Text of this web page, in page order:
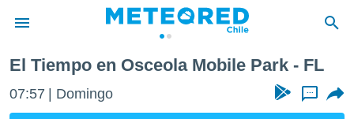
de
El Tiempo en Osceola Mobile Park - FL
07:57 Domingo ...